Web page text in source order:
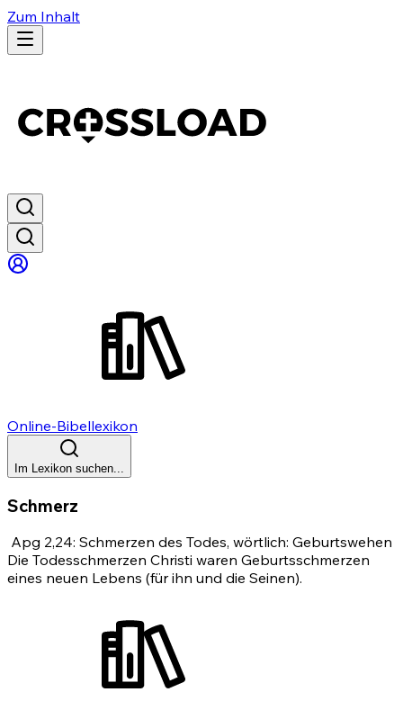
Zum Inhalt
Online-Bibellexikon
Im Lexikon suchen...
Schmerz
Apg 2,24: Schmerzen des Todes, wörtlich: Geburtswehen
Die Todesschmerzen Christi waren Geburtsschmerzen
eines neuen Lebens (für ihn und die Seinen).